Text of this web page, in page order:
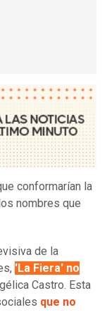
conformarían la
nombres que
de la
'La Fiera' no
Castro. Esta
que no